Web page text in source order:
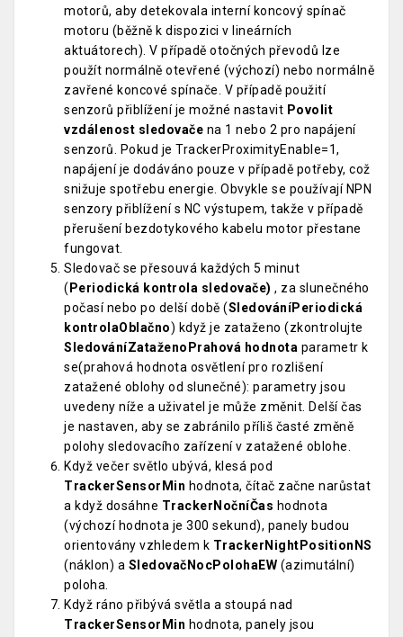
motorů, aby detekovala interní koncový spínač
motoru (běžně k dispozici v lineárních
aktuátorech). V případě otočných převodů lze
použít normálně otevřené (výchozí) nebo normálně
zavřené koncové spínače. V případě použití
senzorů přiblížení je možné nastavit Povolit
vzdálenost sledovače na 1 nebo 2 pro napájení
senzorů. Pokud je TrackerProximityEnable=1,
napájení je dodáváno pouze v případě potřeby, což
snižuje spotřebu energie. Obvykle se používají NPN
senzory přiblížení s NC výstupem, takže v případě
přerušení bezdotykového kabelu motor přestane
fungovat.
Sledovač se přesouvá každých 5 minut
( Periodická kontrola sledovače) , za slunečného
počasí nebo po delší době (SledováníPeriodická
kontrolaOblačno) když je zataženo (zkontrolujte
SledováníZataženoPrahová hodnota parametr k
se(prahová hodnota osvětlení pro rozlišení
zatažené oblohy od slunečné): parametry jsou
uvedeny níže a uživatel je může změnit. Delší čas
je nastaven, aby se zabránilo příliš časté změně
polohy sledovacího zařízení v zatažené oblohe.
Když večer světlo ubývá, klesá pod
TrackerSensorMin hodnota, čítač začne narůstat
a když dosáhne TrackerNočníČas hodnota
(výchozí hodnota je 300 sekund), panely budou
orientovány vzhledem k TrackerNightPositionNS
(náklon) a SledovačNocPolohaEW (azimutální)
poloha.
Když ráno přibývá světla a stoupá nad
TrackerSensorMin hodnota, panely jsou